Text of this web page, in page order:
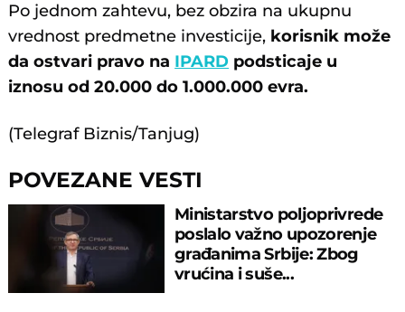
Po jednom zahtevu, bez obzira na ukupnu
vrednost predmetne investicije, korisnik može
da ostvari pravo na IPARD podsticaje u
iznosu od 20.000 do 1.000.000 evra.
(Telegraf Biznis/Tanjug)
POVEZANE VESTI
Ministarstvo poljoprivrede
poslalo važno upozorenje
građanima Srbije: Zbog
vrućina i suše...